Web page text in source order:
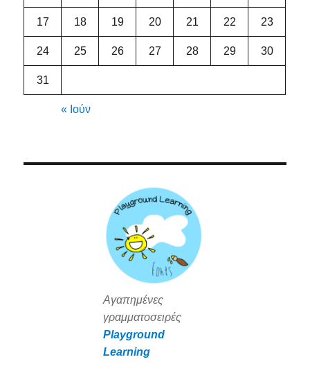
17 18 19 20 21 22 23
24 25 26 27 28 29 30
31
« Ιούν
Αγαπημένες
γραμματοσειρές
Playground
Learning